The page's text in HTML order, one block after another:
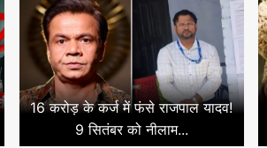
16 करोड़ के कर्ज में फंसे राजपाल यादव!
9 सितंबर को नीलाम...